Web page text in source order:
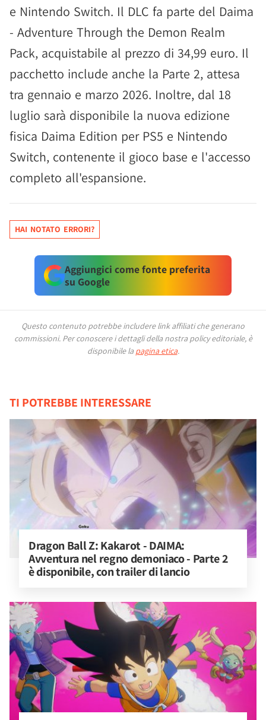
e Nintendo Switch. Il DLC fa parte del Daima
- Adventure Through the Demon Realm
Pack, acquistabile al prezzo di 34,99 euro. Il
pacchetto include anche la Parte 2, attesa
tra gennaio e marzo 2026. Inoltre, dal 18
luglio sarà disponibile la nuova edizione
fisica Daima Edition per PS5 e Nintendo
Switch, contenente il gioco base e l'accesso
completo all'espansione.
HAI NOTATO ERRORI?
Aggiungici come fonte preferita
su Google
Questo contenuto potrebbe includere link affiliati che generano
commissioni. Per conoscere i dettagli della nostra policy editoriale, è
disponibile la pagina etica.
TI POTREBBE INTERESSARE
Dragon Ball Z: Kakarot - DAIMA:
Avventura nel regno demoniaco - Parte 2
è disponibile, con trailer di lancio